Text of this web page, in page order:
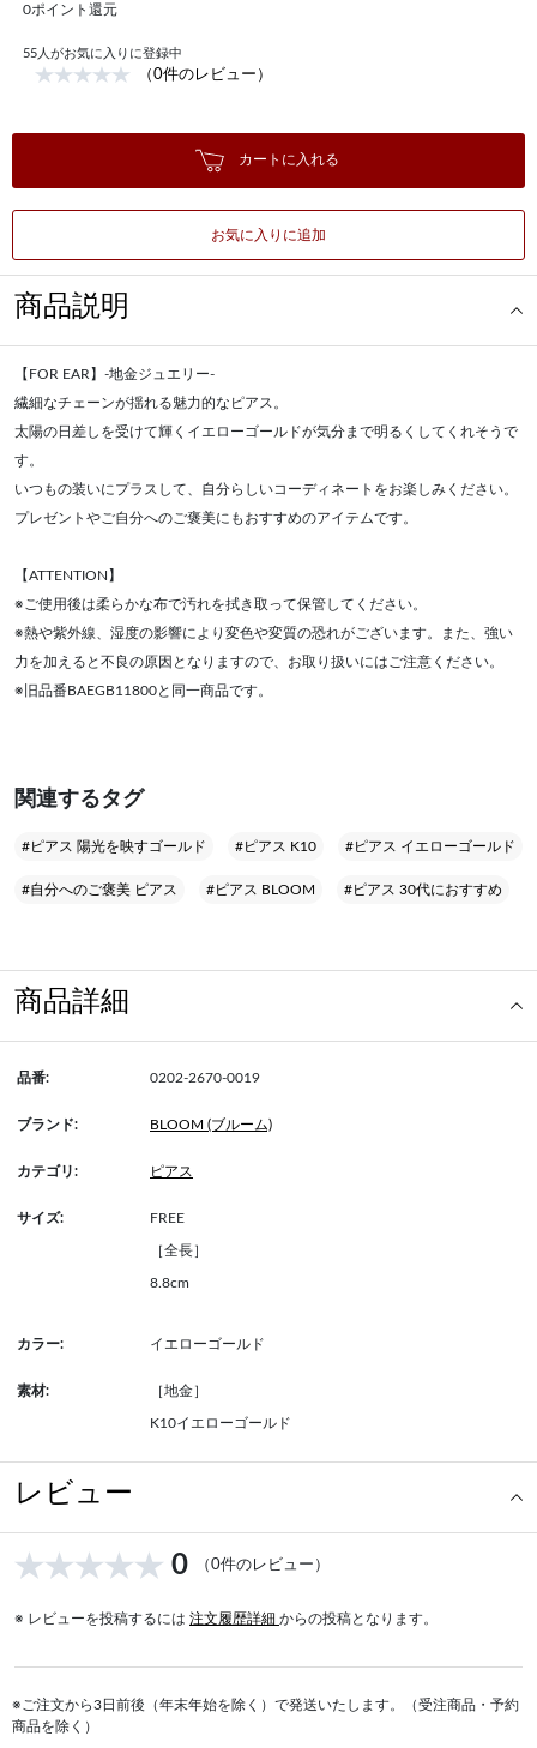
0ポイント還元
55 人がお気に入りに登録中
（0件のレビュー）
カートに入れる
お気に入りに追加
商品説明
【FOR EAR】-地金ジュエリー-
繊細なチェーンが揺れる魅力的なピアス。
太陽の日差しを受けて輝くイエローゴールドが気分まで明るくしてくれそうで
す。
いつもの装いにプラスして、自分らしいコーディネートをお楽しみください。
プレゼントやご自分へのご褒美にもおすすめのアイテムです。
【ATTENTION】
※ご使用後は柔らかな布で汚れを拭き取って保管してください。
※熱や紫外線、湿度の影響により変色や変質の恐れがございます。また、強い
力を加えると不良の原因となりますので、お取り扱いにはご注意ください。
※旧品番BAEGB11800と同一商品です。
関連するタグ
#ピアス 陽光を映すゴールド #ピアス K10 #ピアス イエローゴールド
#自分へのご褒美 ピアス #ピアス BLOOM #ピアス 30代におすすめ
商品詳細
品番: 0202-2670-0019
ブランド: BLOOM (ブルーム)
カテゴリ: ピアス
サイズ: FREE
［全長］
8.8cm
カラー: イエローゴールド
素材: ［地金］
K10イエローゴールド
レビュー
0 （0件のレビュー）
※ レビューを投稿するには 注文履歴詳細 からの投稿となります。
※ご注文から3日前後（年末年始を除く）で発送いたします。（受注商品・予約
商品を除く）